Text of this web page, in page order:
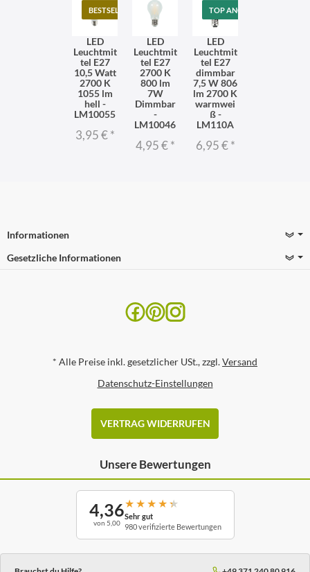
BESTSELLER
LED
Leuchtmit
tel E27
10,5 Watt
2700 K
1055 lm
hell -
LM10055
3,95 €*
LED
Leuchtmit
tel E27
2700 K
800 lm
7W
Dimmbar
-
LM10046
4,95 €*
TOP ANGEBOT
LED
Leuchtmit
tel E27
dimmbar
7,5 W 806
lm 2700 K
warmwei
ß -
LM110A
6,95 €*
Informationen
Gesetzliche Informationen
* Alle Preise inkl. gesetzlicher USt., zzgl.Versand
Datenschutz-Einstellungen
VERTRAG WIDERRUFEN
Unsere Bewertungen
4,36
von 5,00
★ ★ ★ ★ ★
Sehr gut
980 verifizierte Bewertungen